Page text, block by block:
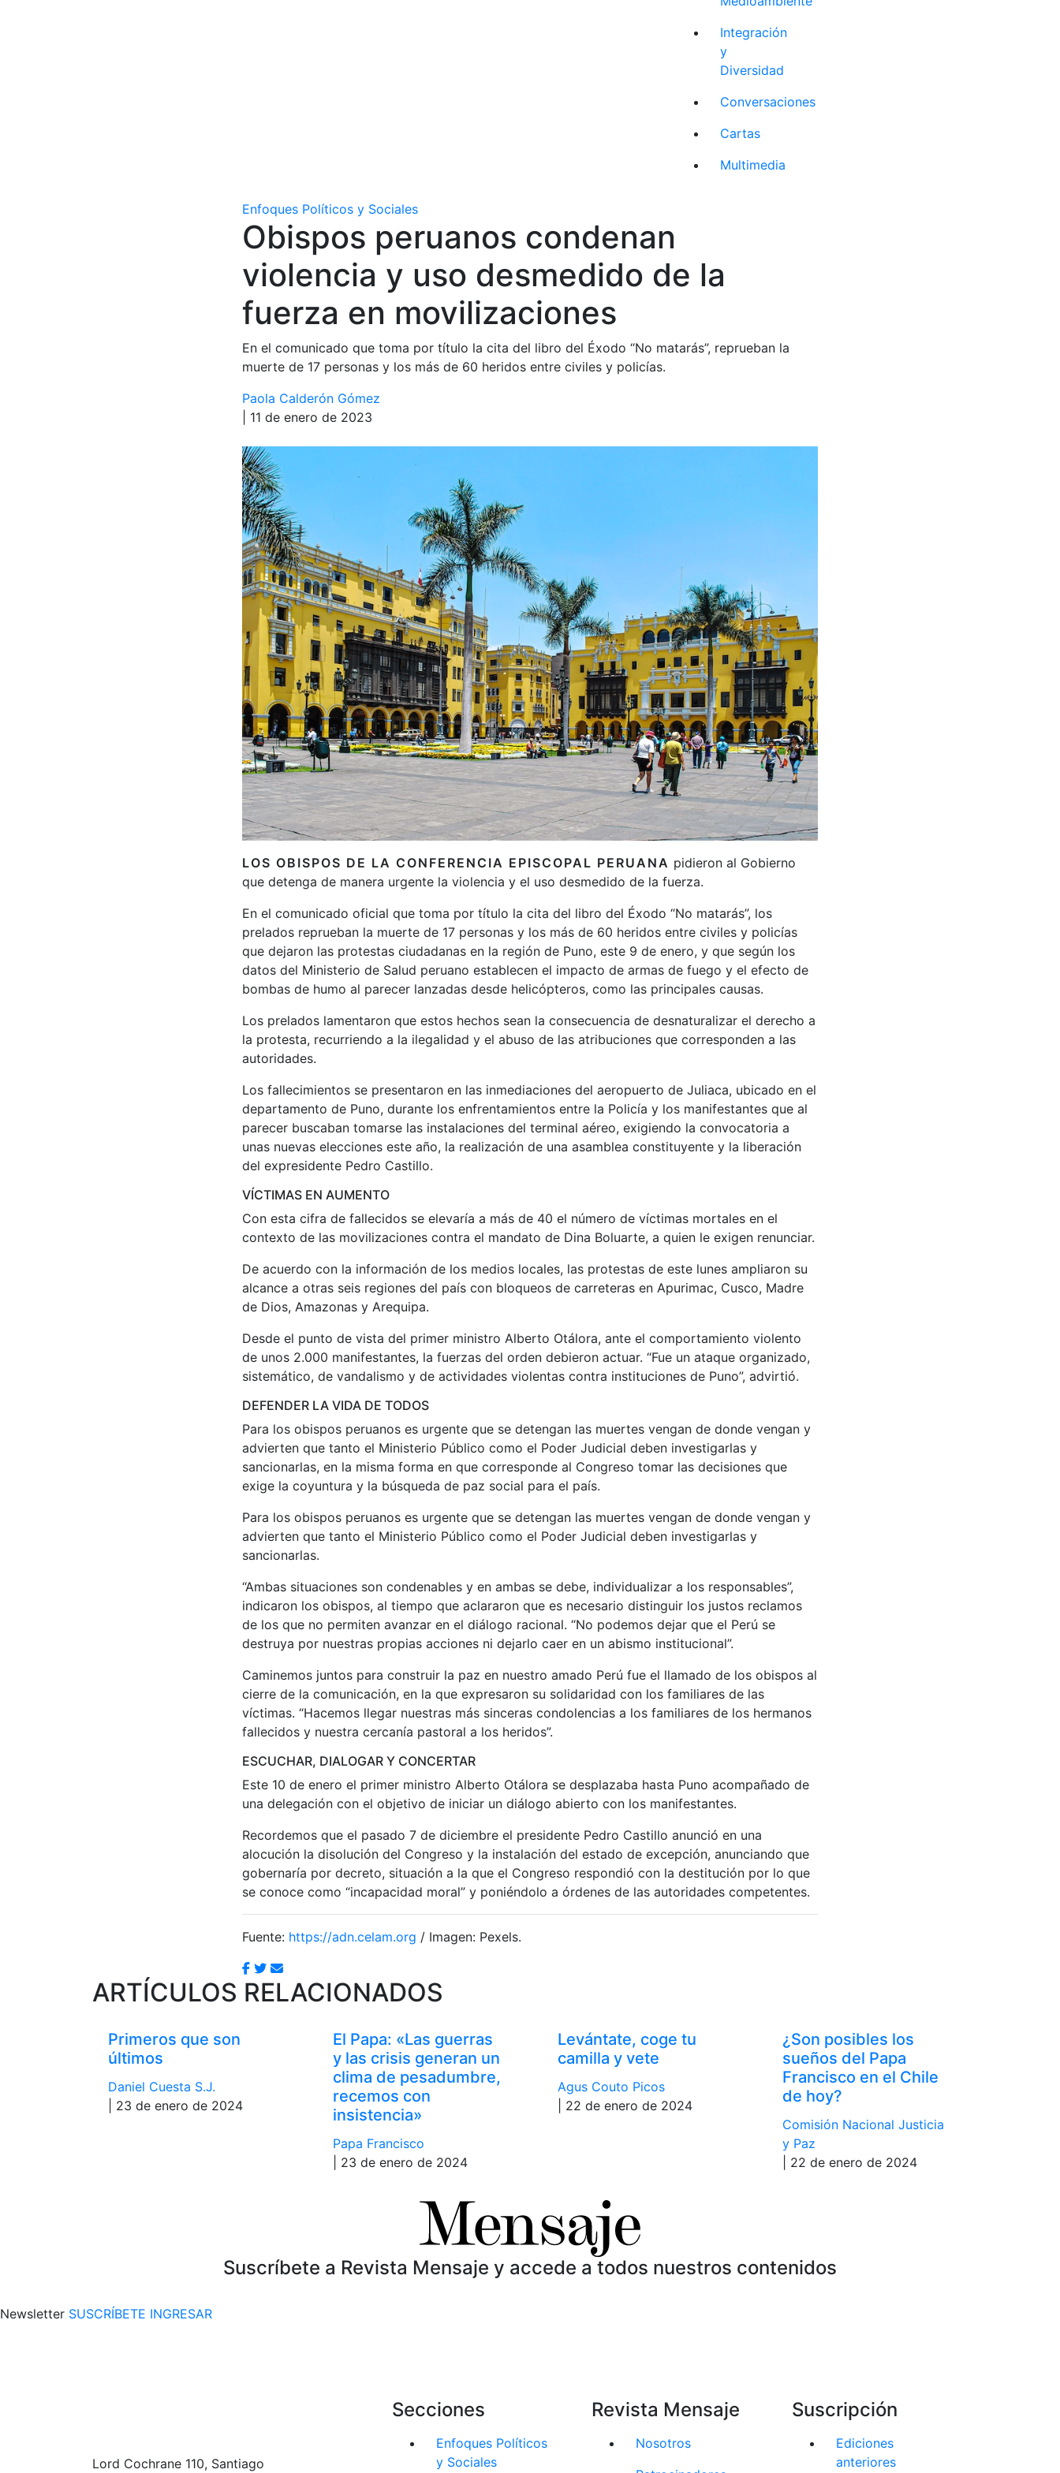
Integración
y
Diversidad
Conversaciones
Cartas
Multimedia
Enfoques Políticos y Sociales
Obispos peruanos condenan
violencia y uso desmedido de la
fuerza en movilizaciones
En el comunicado que toma por título la cita del libro del Éxodo “No matarás”, reprueban la
muerte de 17 personas y los más de 60 heridos entre civiles y policías.
Paola Calderón Gómez
| 11 de enero de 2023
LOS OBISPOS DE LA CONFERENCIA EPISCOPAL PERUANA pidieron al Gobierno
que detenga de manera urgente la violencia y el uso desmedido de la fuerza.
En el comunicado oficial que toma por título la cita del libro del Éxodo “No matarás”, los
prelados reprueban la muerte de 17 personas y los más de 60 heridos entre civiles y policías
que dejaron las protestas ciudadanas en la región de Puno, este 9 de enero, y que según los
datos del Ministerio de Salud peruano establecen el impacto de armas de fuego y el efecto de
bombas de humo al parecer lanzadas desde helicópteros, como las principales causas.
Los prelados lamentaron que estos hechos sean la consecuencia de desnaturalizar el derecho a
la protesta, recurriendo a la ilegalidad y el abuso de las atribuciones que corresponden a las
autoridades.
Los fallecimientos se presentaron en las inmediaciones del aeropuerto de Juliaca, ubicado en el
departamento de Puno, durante los enfrentamientos entre la Policía y los manifestantes que al
parecer buscaban tomarse las instalaciones del terminal aéreo, exigiendo la convocatoria a
unas nuevas elecciones este año, la realización de una asamblea constituyente y la liberación
del expresidente Pedro Castillo.
VÍCTIMAS EN AUMENTO
Con esta cifra de fallecidos se elevaría a más de 40 el número de víctimas mortales en el
contexto de las movilizaciones contra el mandato de Dina Boluarte, a quien le exigen renunciar.
De acuerdo con la información de los medios locales, las protestas de este lunes ampliaron su
alcance a otras seis regiones del país con bloqueos de carreteras en Apurimac, Cusco, Madre
de Dios, Amazonas y Arequipa.
Desde el punto de vista del primer ministro Alberto Otálora, ante el comportamiento violento
de unos 2.000 manifestantes, la fuerzas del orden debieron actuar. “Fue un ataque organizado,
sistemático, de vandalismo y de actividades violentas contra instituciones de Puno”, advirtió.
DEFENDER LA VIDA DE TODOS
Para los obispos peruanos es urgente que se detengan las muertes vengan de donde vengan y
advierten que tanto el Ministerio Público como el Poder Judicial deben investigarlas y
sancionarlas, en la misma forma en que corresponde al Congreso tomar las decisiones que
exige la coyuntura y la búsqueda de paz social para el país.
Para los obispos peruanos es urgente que se detengan las muertes vengan de donde vengan y
advierten que tanto el Ministerio Público como el Poder Judicial deben investigarlas y
sancionarlas.
“Ambas situaciones son condenables y en ambas se debe, individualizar a los responsables”,
indicaron los obispos, al tiempo que aclararon que es necesario distinguir los justos reclamos
de los que no permiten avanzar en el diálogo racional. “No podemos dejar que el Perú se
destruya por nuestras propias acciones ni dejarlo caer en un abismo institucional”.
Caminemos juntos para construir la paz en nuestro amado Perú fue el llamado de los obispos al
cierre de la comunicación, en la que expresaron su solidaridad con los familiares de las
víctimas. “Hacemos llegar nuestras más sinceras condolencias a los familiares de los hermanos
fallecidos y nuestra cercanía pastoral a los heridos”.
ESCUCHAR, DIALOGAR Y CONCERTAR
Este 10 de enero el primer ministro Alberto Otálora se desplazaba hasta Puno acompañado de
una delegación con el objetivo de iniciar un diálogo abierto con los manifestantes.
Recordemos que el pasado 7 de diciembre el presidente Pedro Castillo anunció en una
alocución la disolución del Congreso y la instalación del estado de excepción, anunciando que
gobernaría por decreto, situación a la que el Congreso respondió con la destitución por lo que
se conoce como “incapacidad moral” y poniéndolo a órdenes de las autoridades competentes.
Fuente: https://adn.celam.org / Imagen: Pexels.
ARTÍCULOS RELACIONADOS
Primeros que son
últimos
Daniel Cuesta S.J.
| 23 de enero de 2024
El Papa: «Las guerras
y las crisis generan un
clima de pesadumbre,
recemos con
insistencia»
Papa Francisco
| 23 de enero de 2024
Levántate, coge tu
camilla y vete
Agus Couto Picos
| 22 de enero de 2024
¿Son posibles los
sueños del Papa
Francisco en el Chile
de hoy?
Comisión Nacional Justicia
y Paz
| 22 de enero de 2024
Suscríbete a Revista Mensaje y accede a todos nuestros contenidos
Newsletter SUSCRÍBETE INGRESAR
Lord Cochrane 110, Santiago
Secciones
Enfoques Políticos
y Sociales
Revista Mensaje
Nosotros
Suscripción
Ediciones
anteriores